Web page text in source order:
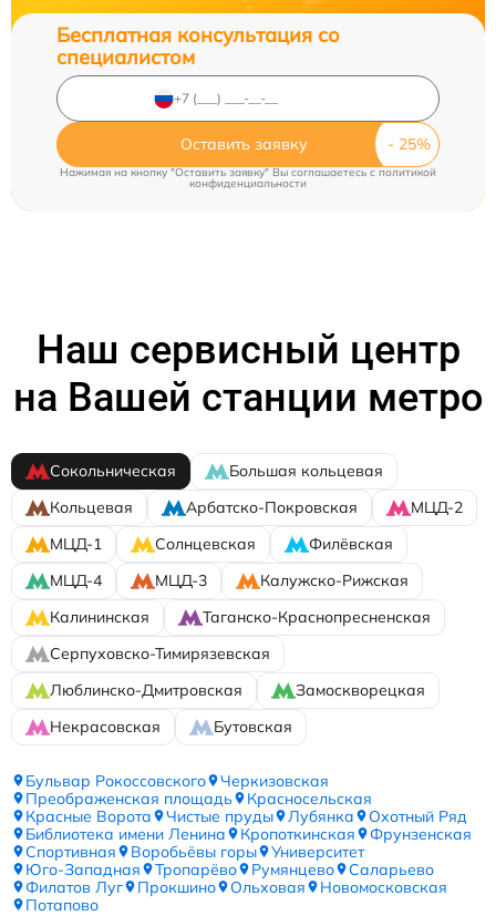
Бесплатная консультация со
специалистом
Оставить заявку
Нажимая на кнопку "Оставить заявку" Вы соглашаетесь cполитикой
конфиденциальности
Наш сервисный центр
на Вашей станции метро
Сокольническая
Большая кольцевая
Кольцевая
Арбатско-Покровская
МЦД-2
МЦД-1
Солнцевская
Филёвская
МЦД-4
МЦД-3
Калужско-Рижская
Калининская
Таганско-Краснопресненская
Серпуховско-Тимирязевская
Люблинско-Дмитровская
Замоскворецкая
Некрасовская
Бутовская
Бульвар Рокоссовского
Черкизовская
Преображенская площадь
Красносельская
Красные Ворота
Чистые пруды Лубянка
Охотный Ряд
Библиотека имени Ленина
Кропоткинская
Фрунзенская
Спортивная
Воробьёвы горы
Университет
Юго-Западная
Тропарёво Румянцево
Саларьево
Филатов Луг
Прокшино Ольховая
Новомосковская
Потапово